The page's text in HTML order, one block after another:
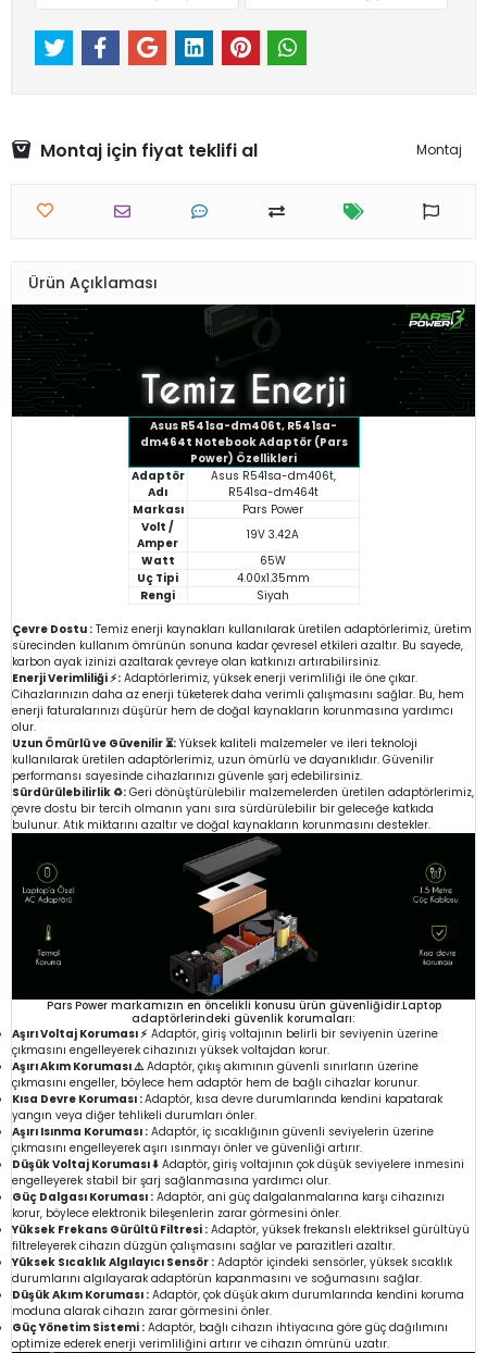
Montaj için fiyat teklifi al Montaj
Ürün Açıklaması
Asus R541sa-dm406t, R541sa-
dm464t Notebook Adaptör (Pars
Power) Özellikleri
Adaptör
Adı
Asus R541sa-dm406t,
R541sa-dm464t
Markası
Pars Power
Volt /
Amper
19V 3.42A
Watt
65W
Uç Tipi
4.00x1.35mm
Rengi
Siyah
Çevre Dostu : Temiz enerji kaynakları kullanılarak üretilen adaptörlerimiz, üretim
sürecinden kullanım ömrünün sonuna kadar çevresel etkileri azaltır. Bu sayede,
karbon ayak izinizi azaltarak çevreye olan katkınızı artırabilirsiniz.
Enerji Verimliliği ⚡: Adaptörlerimiz, yüksek enerji verimliliği ile öne çıkar.
Cihazlarınızın daha az enerji tüketerek daha verimli çalışmasını sağlar. Bu, hem
enerji faturalarınızı düşürür hem de doğal kaynakların korunmasına yardımcı
olur.
Uzun Ömürlü ve Güvenilir ⏳: Yüksek kaliteli malzemeler ve ileri teknoloji
kullanılarak üretilen adaptörlerimiz, uzun ömürlü ve dayanıklıdır. Güvenilir
performansı sayesinde cihazlarınızı güvenle şarj edebilirsiniz.
Sürdürülebilirlik ♻️: Geri dönüştürülebilir malzemelerden üretilen adaptörlerimiz,
çevre dostu bir tercih olmanın yanı sıra sürdürülebilir bir geleceğe katkıda
bulunur. Atık miktarını azaltır ve doğal kaynakların korunmasını destekler.
Pars Power markamızın en öncelikli konusu ürün güvenliğidir.Laptop
adaptörlerindeki güvenlik korumaları:
Aşırı Voltaj Koruması ⚡ Adaptör, giriş voltajının belirli bir seviyenin üzerine
çıkmasını engelleyerek cihazınızı yüksek voltajdan korur.
Aşırı Akım Koruması ⚠️Adaptör, çıkış akımının güvenli sınırların üzerine
çıkmasını engeller, böylece hem adaptör hem de bağlı cihazlar korunur.
Kısa Devre Koruması :Adaptör, kısa devre durumlarında kendini kapatarak
yangın veya diğer tehlikeli durumları önler.
Aşırı Isınma Koruması : Adaptör, iç sıcaklığının güvenli seviyelerin üzerine
çıkmasını engelleyerek aşırı ısınmayı önler ve güvenliği artırır.
Düşük Voltaj Koruması ⬇️ Adaptör, giriş voltajının çok düşük seviyelere inmesini
engelleyerek stabil bir şarj sağlanmasına yardımcı olur.
Güç Dalgası Koruması : Adaptör, ani güç dalgalanmalarına karşı cihazınızı
korur, böylece elektronik bileşenlerin zarar görmesini önler.
Yüksek Frekans Gürültü Filtresi : Adaptör, yüksek frekanslı elektriksel gürültüyü
filtreleyerek cihazın düzgün çalışmasını sağlar ve parazitleri azaltır.
Yüksek Sıcaklık Algılayıcı Sensör : Adaptör içindeki sensörler, yüksek sıcaklık
durumlarını algılayarak adaptörün kapanmasını ve soğumasını sağlar.
Düşük Akım Koruması : Adaptör, çok düşük akım durumlarında kendini koruma
moduna alarak cihazın zarar görmesini önler.
Güç Yönetim Sistemi : Adaptör, bağlı cihazın ihtiyacına göre güç dağılımını
optimize ederek enerji verimliliğini artırır ve cihazın ömrünü uzatır.